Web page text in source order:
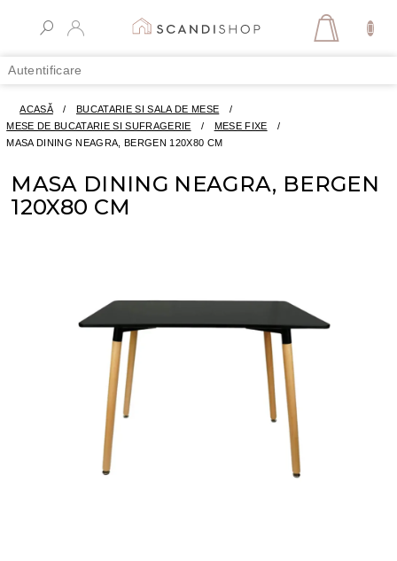
conținut
Autentificare
COŞ
ACASĂ / BUCATARIE SI SALA DE MESE
/
MESE DE BUCATARIE SI SUFRAGERIE
/ MESE FIXE
/
MASA DINING NEAGRA, BERGEN 120X80 CM
MASA DINING NEAGRA, BERGEN
120X80 CM